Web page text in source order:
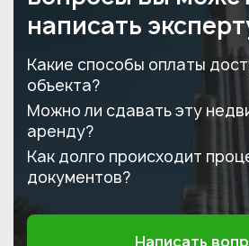
написать
Какие способы оплаты
объекта?
Можно ли сдавать эту
аренду?
Как долго происходит
документов?
Написать